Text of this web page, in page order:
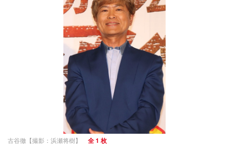
古谷徹【撮影：浜瀬将樹】 全 1 枚